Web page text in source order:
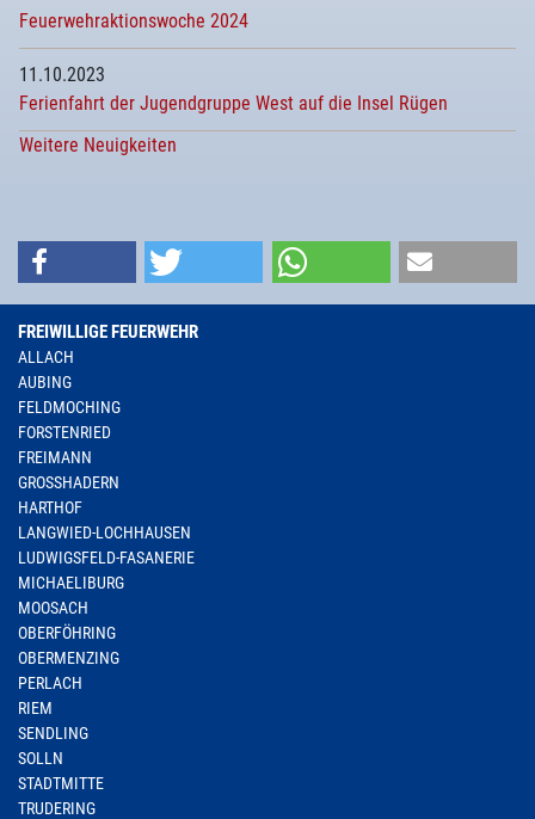
Feuerwehraktionswoche 2024
11.10.2023
Ferienfahrt der Jugendgruppe West auf die Insel Rügen
Weitere Neuigkeiten
FREIWILLIGE FEUERWEHR
ALLACH
AUBING
FELDMOCHING
FORSTENRIED
FREIMANN
GROSSHADERN
HARTHOF
LANGWIED-LOCHHAUSEN
LUDWIGSFELD-FASANERIE
MICHAELIBURG
MOOSACH
OBERFÖHRING
OBERMENZING
PERLACH
RIEM
SENDLING
SOLLN
STADTMITTE
TRUDERING